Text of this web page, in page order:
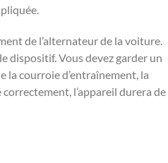
de l’alternateur de la voiture.
dispositif. Vous devez garder un
la courroie d’entraînement, la
correctement, l’appareil durera de